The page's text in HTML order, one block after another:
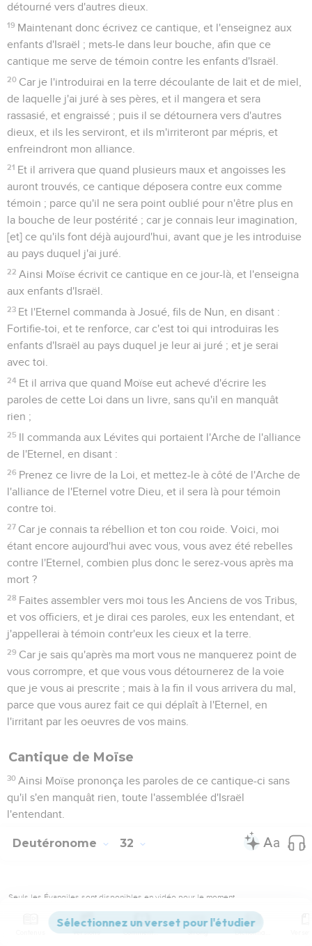
détourné vers d'autres dieux.
19 Maintenant donc écrivez ce cantique, et l'enseignez aux
enfants d'Israël ; mets-le dans leur bouche, afin que ce
cantique me serve de témoin contre les enfants d'Israël.
20 Car je l'introduirai en la terre découlante de lait et de miel,
de laquelle j'ai juré à ses pères, et il mangera et sera
rassasié, et engraissé ; puis il se détournera vers d'autres
dieux, et ils les serviront, et ils m'irriteront par mépris, et
enfreindront mon alliance.
21 Et il arrivera que quand plusieurs maux et angoisses les
auront trouvés, ce cantique déposera contre eux comme
témoin ; parce qu'il ne sera point oublié pour n'être plus en
la bouche de leur postérité ; car je connais leur imagination,
[et] ce qu'ils font déjà aujourd'hui, avant que je les introduise
au pays duquel j'ai juré.
22 Ainsi Moïse écrivit ce cantique en ce jour-là, et l'enseigna
aux enfants d'Israël.
23 Et l'Eternel commanda à Josué, fils de Nun, en disant :
Fortifie-toi, et te renforce, car c'est toi qui introduiras les
enfants d'Israël au pays duquel je leur ai juré ; et je serai
avec toi.
24 Et il arriva que quand Moïse eut achevé d'écrire les
paroles de cette Loi dans un livre, sans qu'il en manquât
rien ;
25 Il commanda aux Lévites qui portaient l'Arche de l'alliance
de l'Eternel, en disant :
26 Prenez ce livre de la Loi, et mettez-le à côté de l'Arche de
l'alliance de l'Eternel votre Dieu, et il sera là pour témoin
contre toi.
27 Car je connais ta rébellion et ton cou roide. Voici, moi
étant encore aujourd'hui avec vous, vous avez été rebelles
contre l'Eternel, combien plus donc le serez-vous après ma
mort ?
28 Faites assembler vers moi tous les Anciens de vos Tribus,
et vos officiers, et je dirai ces paroles, eux les entendant, et
j'appellerai à témoin contr'eux les cieux et la terre.
29 Car je sais qu'après ma mort vous ne manquerez point de
vous corrompre, et que vous vous détournerez de la voie
que je vous ai prescrite ; mais à la fin il vous arrivera du mal,
parce que vous aurez fait ce qui déplaît à l'Eternel, en
l'irritant par les oeuvres de vos mains.
Cantique de Moïse
30 Ainsi Moïse prononça les paroles de ce cantique-ci sans
qu'il s'en manquât rien, toute l'assemblée d'Israël
l'entendant.
Deutéronome 32
Seuls les Évangiles sont disponibles en vidéo pour le moment.
Cieux prêtez l'oreille, et je parlerai, et que la terre écoute
les paroles de ma bouche.
Versions Commentaires Strong